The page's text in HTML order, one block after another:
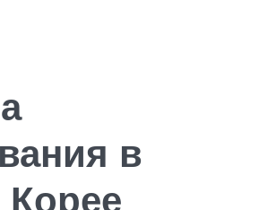
в